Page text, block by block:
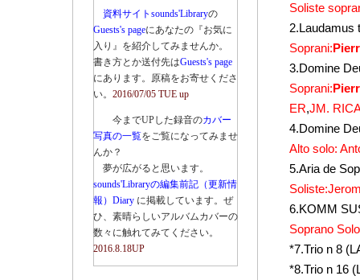
資料サイトsounds'Libraryの
Guests's pageにあなたの『お気に
入り』を紹介してみませんか。
書き方とか送付先はGuests's page
にあります。原稿をお寄せくださ
い。 2016/07/05 TUE up
今までUPした録音のカバー
写真の一覧をご覧になってみませ
んか？
夢が広がると思います。
sounds'Libraryの編集前記（更新情
報）Diary に掲載しています。ぜ
ひ、素晴らしいアルバムカバーの
数々に触れてみてください。
2016.8.18UP
Soliste
2.Laudamus
Soprani:
3.Domine
Soprani:
ER,JM.
4.Domine
Alto solo:
5.Aria de
6.KOMM
Soprano
*7.Trio n 8
*8.Trio n 16